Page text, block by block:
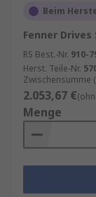
Beim
Fenner Drives
RS Best.-Nr. 910-
Herst. Teile-Nr.
Zwischensumme
2.053,67 €
Menge